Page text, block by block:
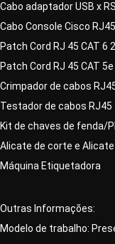
Cabo adaptador USB x
Cabo Console Cisco
Patch Cord RJ 45 CAT 6
Patch Cord RJ 45 CAT
Crimpador de cabos
Testador de cabos RJ45
Kit de chaves de fenda/
Alicate de corte e
Máquina Etiquetadora
Outras Informações:
⁠Modelo de trabalho: